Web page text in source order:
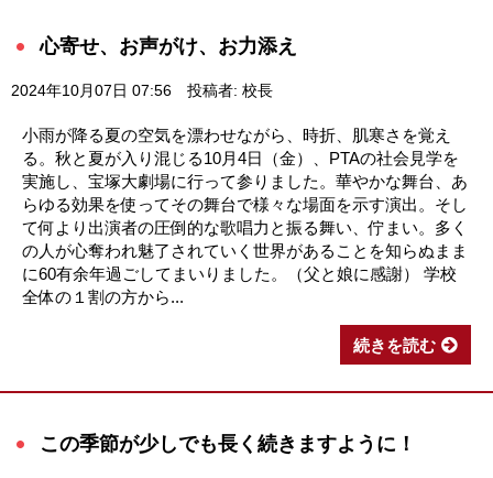
心寄せ、お声がけ、お力添え
2024年10月07日 07:56 投稿者: 校長
小雨が降る夏の空気を漂わせながら、時折、肌寒さを覚え
る。秋と夏が入り混じる10月4日（金）、PTAの社会見学を
実施し、宝塚大劇場に行って参りました。華やかな舞台、あ
らゆる効果を使ってその舞台で様々な場面を示す演出。そし
て何より出演者の圧倒的な歌唱力と振る舞い、佇まい。多く
の人が心奪われ魅了されていく世界があることを知らぬまま
に60有余年過ごしてまいりました。（父と娘に感謝） 学校
全体の１割の方から...
続きを読む
この季節が少しでも長く続きますように！